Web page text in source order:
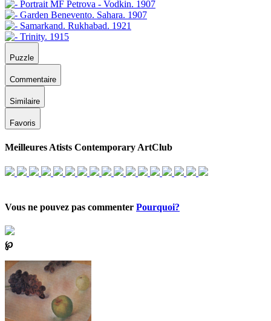
Puzzle
Commentaire
Similaire
Favoris
Meilleures Atists Contemporary ArtClub
Vous ne pouvez pas commenter Pourquoi?
℘